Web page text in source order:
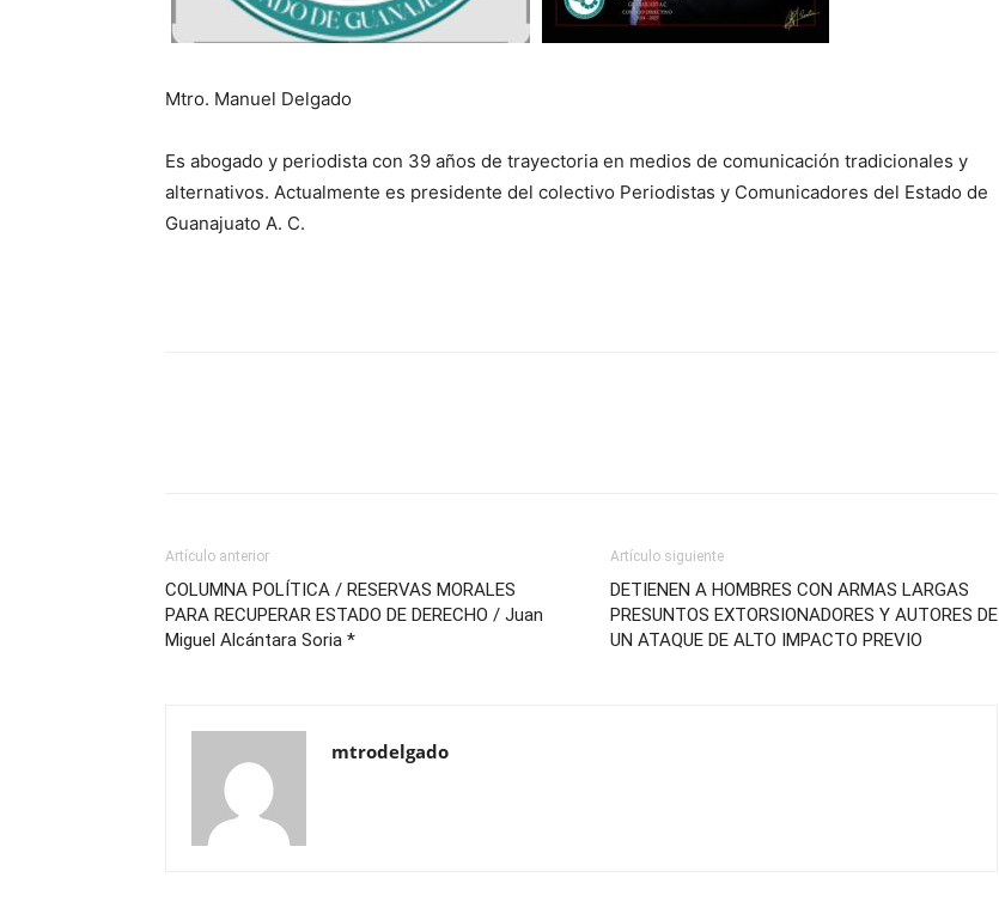
Mtro. Manuel Delgado
Es abogado y periodista con 39 años de trayectoria en medios de comunicación tradicionales y
alternativos. Actualmente es presidente del colectivo Periodistas y Comunicadores del Estado de
Guanajuato A. C.
Artículo anterior
COLUMNA POLÍTICA / RESERVAS MORALES
PARA RECUPERAR ESTADO DE DERECHO / Juan
Miguel Alcántara Soria *
Artículo siguiente
DETIENEN A HOMBRES CON ARMAS LARGAS
PRESUNTOS EXTORSIONADORES Y AUTORES DE
UN ATAQUE DE ALTO IMPACTO PREVIO
mtrodelgado